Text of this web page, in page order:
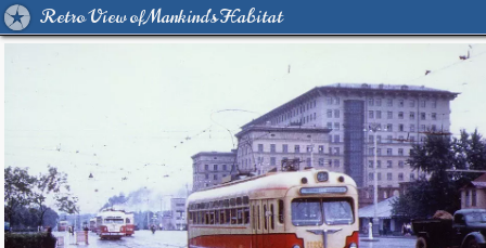
Retro View of Mankind's Habitat